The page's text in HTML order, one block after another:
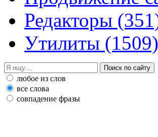
Редакторы
Утилиты (1509)
любое из слов
все слова
совпадение фразы